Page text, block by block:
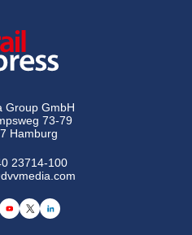
Group GmbH
73-79
Hamburg
23714-100